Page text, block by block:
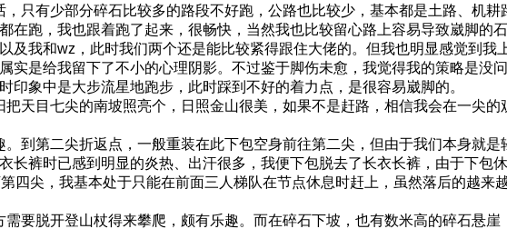
只有少部分碎石比较多的路段不好跑，公路也比较少，基本都是土路、机耕
在跑，我也跟着跑了起来，很畅快，当然我也比较留心路上容易导致崴脚的
及我和wz，此时我们两个还是能比较紧得跟住大佬的。但我也明显感觉到我
实是给我留下了不小的心理阴影。不过鉴于脚伤未愈，我觉得我的策略是没
象中是大步流星地跑步，此时踩到不好的着力点，是很容易崴脚的。
天目七尖的南坡照亮个，日照金山很美，如果不是赶路，相信我会在一尖的
到第二尖折返点，一般重装在此下包空身前往第二尖，但由于我们本身就是
长裤时已感到明显的炎热、出汗很多，我便下包脱去了长衣长裤，由于下包
四尖，我基本处于只能在前面三人梯队在节点休息时赶上，虽然落后的越来
要脱开登山杖得来攀爬，颇有乐趣。而在碎石下坡，也有数米高的碎石悬崖